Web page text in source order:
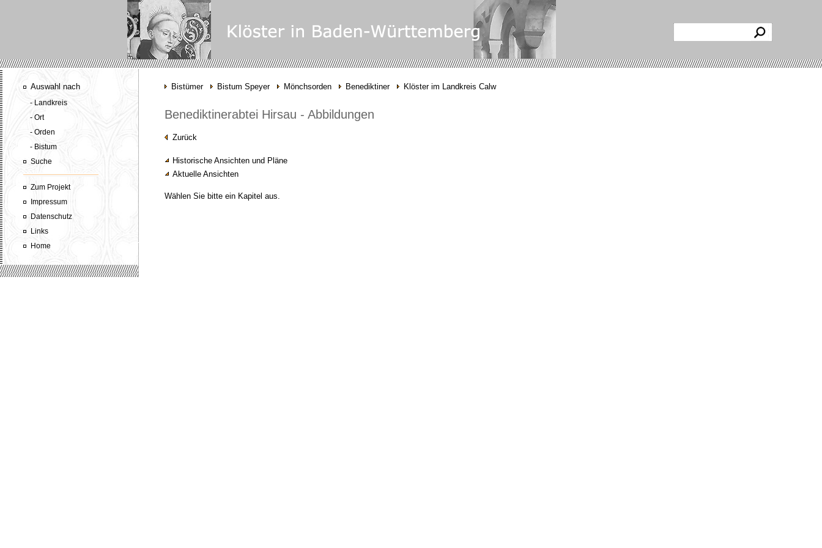
Auswahl nach
- Landkreis
- Ort
- Orden
- Bistum
Suche
Zum Projekt
Impressum
Datenschutz
Links
Home
Bistümer Bistum Speyer Mönchsorden Benediktiner Klöster im Landkreis Calw
Benediktinerabtei Hirsau - Abbildungen
Zurück
Historische Ansichten und Pläne
Aktuelle Ansichten
Wählen Sie bitte ein Kapitel aus.